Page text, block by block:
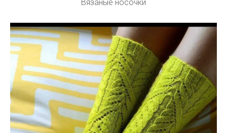
Вязаные носочки